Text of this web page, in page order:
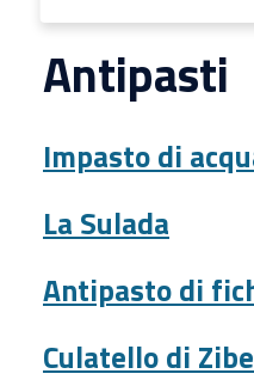
Antipasti
Impasto di
La Sulada
Antipasto di
Culatello di